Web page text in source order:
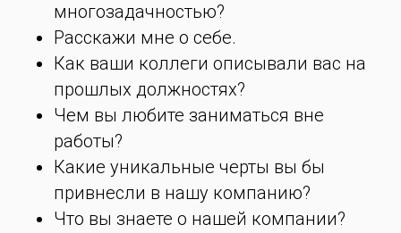
многозадачностью?
Расскажи мне о себе.
Как ваши коллеги описывали вас на
прошлых должностях?
Чем вы любите заниматься вне
работы?
Какие уникальные черты вы бы
привнесли в нашу компанию?
Что вы знаете о нашей компании?